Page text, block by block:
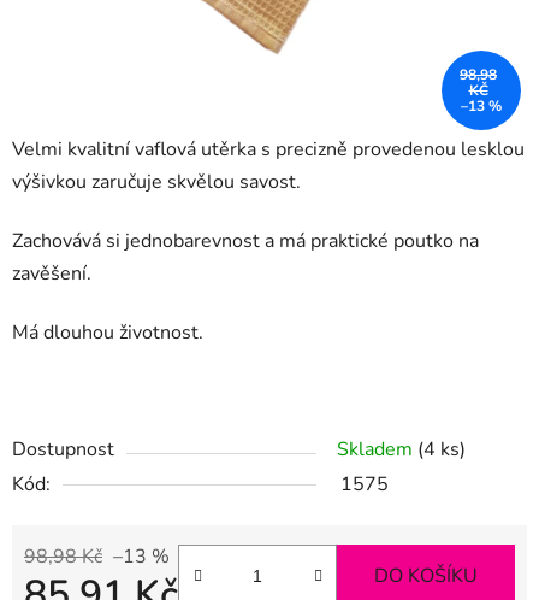
Velmi kvalitní vaflová utěrka s precizně provedenou lesklou
výšivkou zaručuje skvělou savost.
Zachovává si jednobarevnost a má praktické poutko na
zavěšení.
Má dlouhou životnost.
Dostupnost Skladem (4 ks)
Kód:
1575
98,98 Kč –13 %
DO KOŠÍKU
98,98
KČ
–13 %